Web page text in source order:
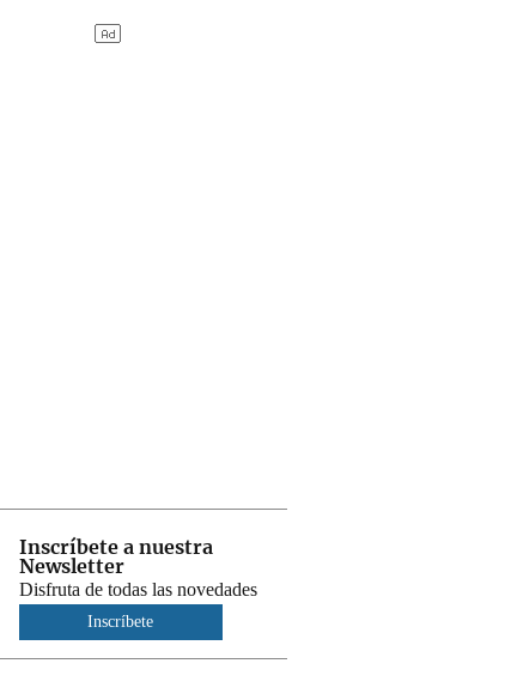
Inscríbete a nuestra
Newsletter
Disfruta de todas las novedades
Inscríbete